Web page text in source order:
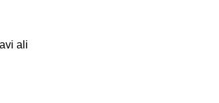
ali